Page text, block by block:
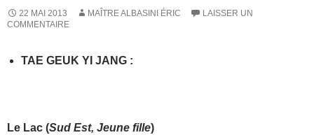
22 MAI 2013 MAÎTRE ALBASINI ÉRIC
LAISSER UN
COMMENTAIRE
TAE GEUK YI JANG :
Le Lac (Sud Est, Jeune fille)